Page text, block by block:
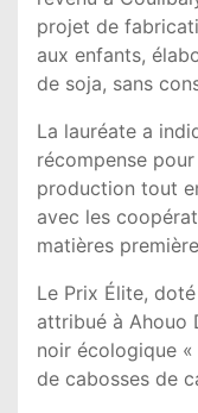
projet de
aux enfants,
de soja, sans
La lauréate a
récompense
production tout
avec les
matières
Le Prix Élite,
attribué à Ahouo
noir écologique
de cabosses de